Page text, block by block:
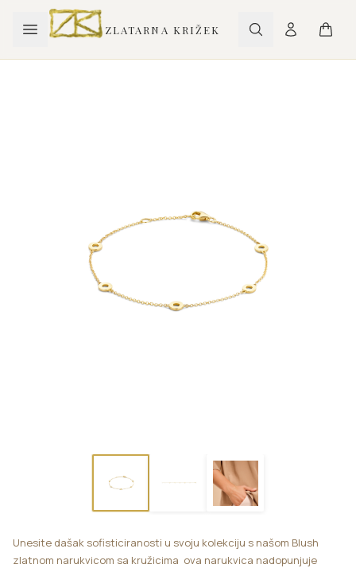
ZLATARNA KRIŽEK
Unesite dašak sofisticiranosti u svoju kolekciju s našom Blush
zlatnom narukvicom sa kružicima ova narukvica nadopunjuje